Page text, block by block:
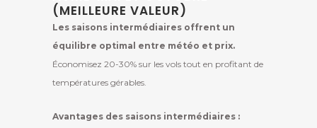
(MEILLEURE VALEUR)
Les saisons intermédiaires offrent un
équilibre optimal entre météo et prix.
Économisez 20-30% sur les vols tout en profitant de
températures gérables.
Avantages des saisons intermédiaires :